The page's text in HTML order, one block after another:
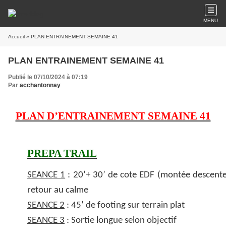
MENU
Accueil » PLAN ENTRAINEMENT SEMAINE 41
PLAN ENTRAINEMENT SEMAINE 41
Publié le 07/10/2024 à 07:19
Par acchantonnay
PLAN D’ENTRAINEMENT SEMAINE 41
PREPA TRAIL
SEANCE 1 : 20’+ 30’ de cote EDF (montée
retour au calme
SEANCE 2 : 45’ de footing sur terrain plat
SEANCE 3 : Sortie longue selon objectif